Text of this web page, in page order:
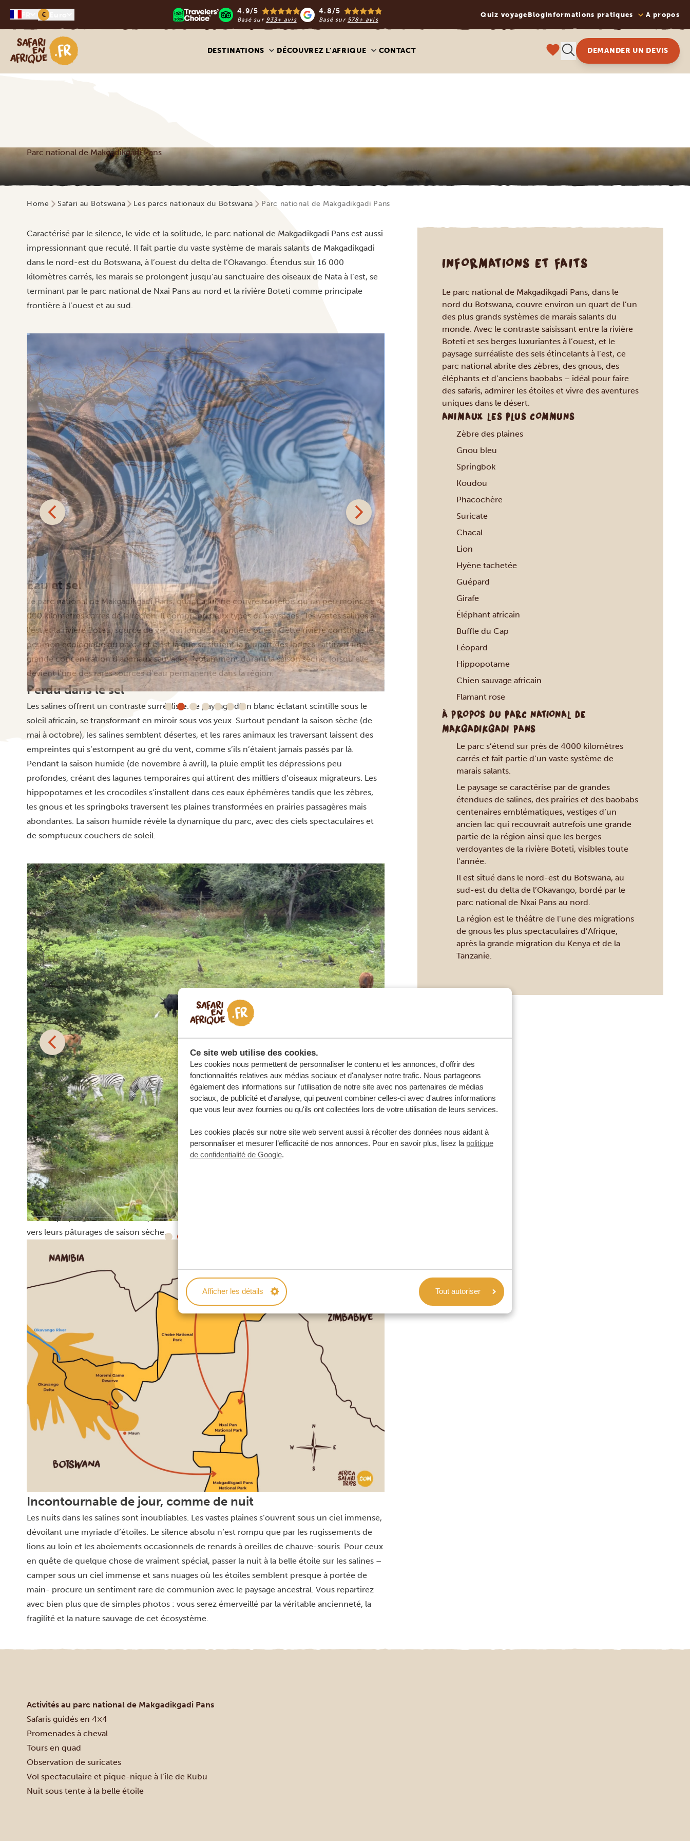
Ce site web utilise des cookies.
Les cookies nous permettent de personnaliser le contenu et les annonces, d'offrir des
fonctionnalités relatives aux médias sociaux et d'analyser notre trafic. Nous partageons
également des informations sur l'utilisation de notre site avec nos partenaires de médias
sociaux, de publicité et d'analyse, qui peuvent combiner celles-ci avec d'autres informations
que vous leur avez fournies ou qu'ils ont collectées lors de votre utilisation de leurs services.
Les cookies placés sur notre site web servent aussi à récolter des données nous aidant à
personnaliser et mesurer l’efficacité de nos annonces. Pour en savoir plus, lisez la politique
de confidentialité de Google.
Afficher les détails Tout autoriser
€ 4.9/5
Basé sur 933+ avis
4.8/5
Basé sur 578+ avis
Quiz voyage BlogInformations pratiques A propos
Safari en Afrique
DESTINATIONS DÉCOUVREZ L’AFRIQUE CONTACT DEMANDER UN DEVIS
Parc national de Makgadikgadi Pans
Home Safari au Botswana Les parcs nationaux du Botswana Parc national de Makgadikgadi Pans
Caractérisé par le silence, le vide et la solitude, le parc national de Makgadikgadi Pans est aussi
impressionnant que reculé. Il fait partie du vaste système de marais salants de Makgadikgadi
dans le nord-est du Botswana, à l’ouest du delta de l’Okavango. Étendus sur 16 000
kilomètres carrés, les marais se prolongent jusqu’au sanctuaire des oiseaux de Nata à l’est, se
terminant par le parc national de Nxai Pans au nord et la rivière Boteti comme principale
frontière à l’ouest et au sud.
Eau et sel
Le parc national de Makgadikgadi Pans, quant à lui, ne couvre toutefois qu’un peu moins de 4
000 kilomètres carrés de la région. Il comprend deux types de paysages : les vastes salines à
l’est et la rivière Boteti, source de vie, qui longe sa frontière ouest. Cette rivière constitue le
poumon écologique du parc -et c’est là que se situent la plupart des lodges- attirant une
grande concentration d’animaux sauvages. Notamment durant la saison sèche, lorsqu’elle
devient l’une des rares sources d’eau permanente dans la région.
Perdu dans le sel
Les salines offrent un contraste surréaliste. Le paysage d’un blanc éclatant scintille sous le
soleil africain, se transformant en miroir sous vos yeux. Surtout pendant la saison sèche (de
mai à octobre), les salines semblent désertes, et les rares animaux les traversant laissent des
empreintes qui s’estompent au gré du vent, comme s’ils n’étaient jamais passés par là.
Pendant la saison humide (de novembre à avril), la pluie emplit les dépressions peu
profondes, créant des lagunes temporaires qui attirent des milliers d’oiseaux migrateurs. Les
hippopotames et les crocodiles s’installent dans ces eaux éphémères tandis que les zèbres,
les gnous et les springboks traversent les plaines transformées en prairies passagères mais
abondantes. La saison humide révèle la dynamique du parc, avec des ciels spectaculaires et
de somptueux couchers de soleil.
Le festin semestriel
Ce paysage autrefois désertique regorge désormais de vie. Dès le mois de décembre, la
migration se pare de noir et blanc avec près de 15 000 zèbres, accompagnés de gnous,
quittant le delta de l’Okavango afin de se diriger vers le parc national de Makgadikgadi Pans à
l’ouest. Objectif ? Se régaler avec les herbes fraîches qui repoussent chaque année. À ce
moment, les prédateurs tels que les lions, les guépards et les hyènes suivent les troupeaux,
vous offrant ainsi l’occasion d’assister à des spectacles mémorables. En mars, alors que l’eau
s’estompe progressivement et que les herbes sèchent, les animaux retournent vers le nord,
vers leurs pâturages de saison sèche.
Incontournable de jour, comme de nuit
Les nuits dans les salines sont inoubliables. Les vastes plaines s’ouvrent sous un ciel immense,
dévoilant une myriade d’étoiles. Le silence absolu n’est rompu que par les rugissements de
lions au loin et les aboiements occasionnels de renards à oreilles de chauve-souris. Pour ceux
en quête de quelque chose de vraiment spécial, passer la nuit à la belle étoile sur les salines –
camper sous un ciel immense et sans nuages où les étoiles semblent presque à portée de
main- procure un sentiment rare de communion avec le paysage ancestral. Vous repartirez
avec bien plus que de simples photos : vous serez émerveillé par la véritable ancienneté, la
fragilité et la nature sauvage de cet écosystème.
INFORMATIONS ET FAITS
Le parc national de Makgadikgadi Pans, dans le
nord du Botswana, couvre environ un quart de l’un
des plus grands systèmes de marais salants du
monde. Avec le contraste saisissant entre la rivière
Boteti et ses berges luxuriantes à l’ouest, et le
paysage surréaliste des sels étincelants à l’est, ce
parc national abrite des zèbres, des gnous, des
éléphants et d’anciens baobabs – idéal pour faire
des safaris, admirer les étoiles et vivre des aventures
uniques dans le désert.
ANIMAUX LES PLUS COMMUNS
Zèbre des plaines
Gnou bleu
Springbok
Koudou
Phacochère
Suricate
Chacal
Lion
Hyène tachetée
Guépard
Girafe
Éléphant africain
Buffle du Cap
Léopard
Hippopotame
Chien sauvage africain
Flamant rose
À PROPOS DU PARC NATIONAL DE
MAKGADIKGADI PANS
Le parc s’étend sur près de 4000 kilomètres
carrés et fait partie d’un vaste système de
marais salants.
Le paysage se caractérise par de grandes
étendues de salines, des prairies et des baobabs
centenaires emblématiques, vestiges d’un
ancien lac qui recouvrait autrefois une grande
partie de la région ainsi que les berges
verdoyantes de la rivière Boteti, visibles toute
l’année.
Il est situé dans le nord-est du Botswana, au
sud-est du delta de l’Okavango, bordé par le
parc national de Nxai Pans au nord.
La région est le théâtre de l’une des migrations
de gnous les plus spectaculaires d’Afrique,
après la grande migration du Kenya et de la
Tanzanie.
Activités au parc national de Makgadikgadi Pans
Safaris guidés en 4×4
Promenades à cheval
Tours en quad
Observation de suricates
Vol spectaculaire et pique-nique à l’île de Kubu
Nuit sous tente à la belle étoile